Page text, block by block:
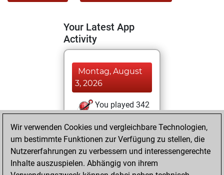
Your Latest App
Activity
Montag, August
3, 2026
You played 342
You scored
+107 =0 -235 in
bullet
Wir verwenden Cookies und vergleichbare Technologien,
um bestimmte Funktionen zur Verfügung zu stellen, die
Nutzererfahrungen zu verbessern und interessengerechte
Inhalte auszuspielen. Abhängig von ihrem